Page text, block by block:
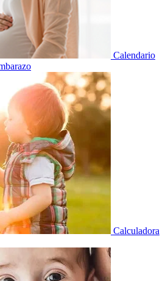
Calendario
Calculadora